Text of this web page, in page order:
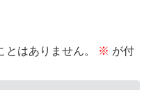
はありません。 ※ が付